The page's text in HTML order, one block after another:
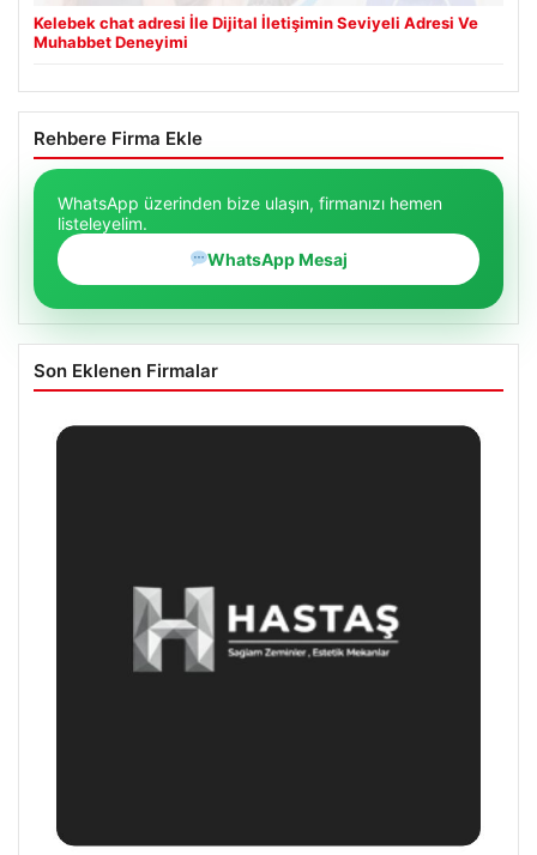
Kelebek chat adresi İle Dijital İletişimin Seviyeli Adresi Ve
Muhabbet Deneyimi
Rehbere Firma Ekle
WhatsApp üzerinden bize ulaşın, firmanızı hemen
listeleyelim.
WhatsApp Mesaj
Son Eklenen Firmalar